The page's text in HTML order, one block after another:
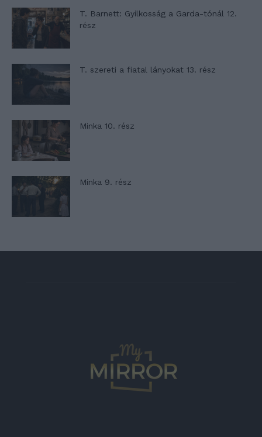
T. Barnett: Gyilkosság a Garda-tónál 12.
rész
T. szereti a fiatal lányokat 13. rész
Minka 10. rész
Minka 9. rész